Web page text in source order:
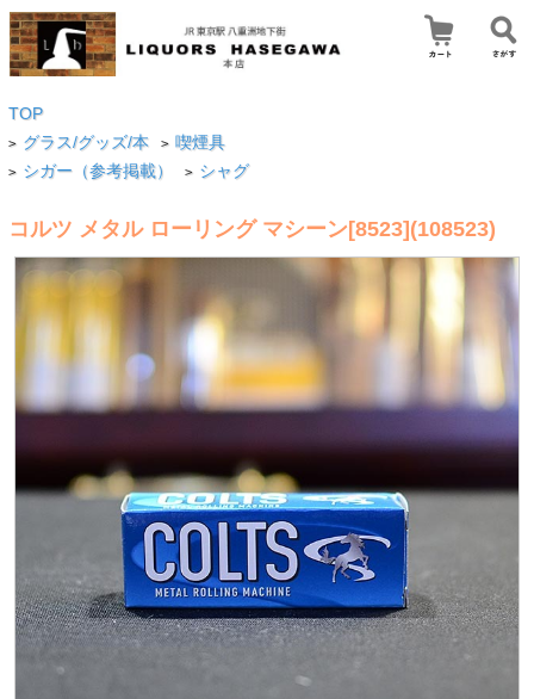
TOP
> グラス/グッズ/本 > 喫煙具
> シガー（参考掲載） > シャグ
コルツ メタル ローリング マシーン[8523](108523)